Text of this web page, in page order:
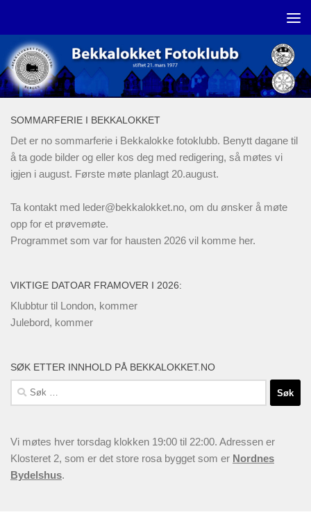
SOMMARFERIE I BEKKALOKKET
Det er no sommarferie i Bekkalokke fotoklubb. Benytt dagane til
å ta gode bilder og eller kos deg med redigering, så møtes vi
igjen i august. Første møte planlagt 20.august.
Ta kontakt med leder@bekkalokket.no, om du ønsker å møte
opp for et prøvemøte.
Programmet som var for hausten 2026 vil komme her.
VIKTIGE DATOAR FRAMOVER I 2026:
Klubbtur til London, kommer
Julebord, kommer
SØK ETTER INNHOLD PÅ BEKKALOKKET.NO
Søk
etter:
Vi møtes hver torsdag klokken 19:00 til 22:00. Adressen er
Klosteret 2, som er det store rosa bygget som er Nordnes
Bydelshus.